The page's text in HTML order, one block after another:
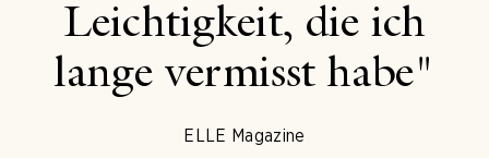
Leichtigkeit, die ich
lange vermisst habe"
ELLE Magazine